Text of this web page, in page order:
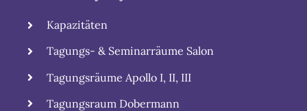
Kapazitäten
Tagungs- & Seminarräume Salon
Tagungsräume Apollo I, II, III
Tagungsraum Dobermann